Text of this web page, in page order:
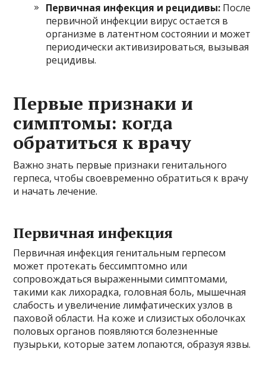
Первичная инфекция и рецидивы: После
первичной инфекции вирус остается в
организме в латентном состоянии и может
периодически активизироваться, вызывая
рецидивы.
Первые признаки и
симптомы: когда
обратиться к врачу
Важно знать первые признаки генитального
герпеса, чтобы своевременно обратиться к врачу
и начать лечение.
Первичная инфекция
Первичная инфекция генитальным герпесом
может протекать бессимптомно или
сопровождаться выраженными симптомами,
такими как лихорадка, головная боль, мышечная
слабость и увеличение лимфатических узлов в
паховой области. На коже и слизистых оболочках
половых органов появляются болезненные
пузырьки, которые затем лопаются, образуя язвы.